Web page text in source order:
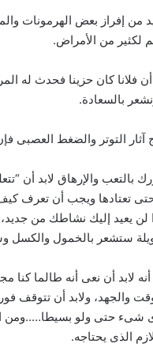
من إفراز بعض الهرمونات
لكثير من الأمراض.
أن فلانا كان حزينا فحدث
بالسعادة.
آثار التوتر والضغط العصبى
والإرهاق لابد أن
تعتادها ويجب أن تعرف
لن يعيد إليك نشاطك من
ستشعر بالخمول والكسل
أنه لابد أن نعى أنه طالما
شىء حتى ولو بسيطا…..ومن
الذى يحتاجه.